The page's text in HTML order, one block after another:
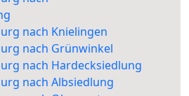
nach Knielingen
nach Grünwinkel
nach Hardecksiedlung
nach Albsiedlung